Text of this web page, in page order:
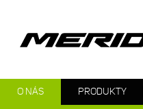
O NÁS PRODUKTY